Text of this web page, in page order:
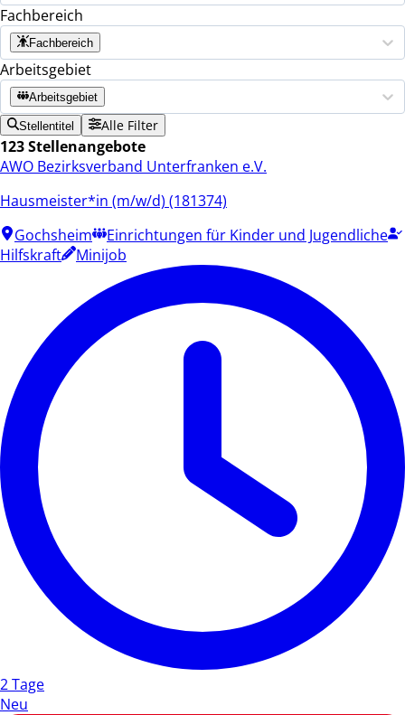
Fachbereich
Fachbereich
Arbeitsgebiet
Arbeitsgebiet
Stellentitel Alle Filter
123 Stellenangebote
AWO Bezirksverband Unterfranken e.V.
Hausmeister*in (m/w/d) (181374)
Gochsheim
Einrichtungen für Kinder und Jugendliche
Hilfskraft
Minijob
2 Tage
Neu